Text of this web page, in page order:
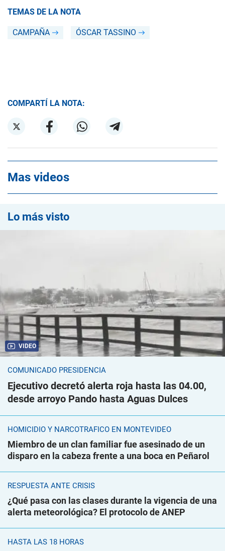
TEMAS DE LA NOTA
CAMPAÑA ÓSCAR TASSINO
COMPARTÍ LA NOTA:
Mas videos
Lo más visto
VIDEO
COMUNICADO PRESIDENCIA
Ejecutivo decretó alerta roja hasta las 04.00,
desde arroyo Pando hasta Aguas Dulces
HOMICIDIO Y NARCOTRÁFICO EN MONTEVIDEO
Miembro de un clan familiar fue asesinado de un
disparo en la cabeza frente a una boca en Peñarol
RESPUESTA ANTE CRISIS
¿Qué pasa con las clases durante la vigencia de una
alerta meteorológica? El protocolo de ANEP
HASTA LAS 18 HORAS